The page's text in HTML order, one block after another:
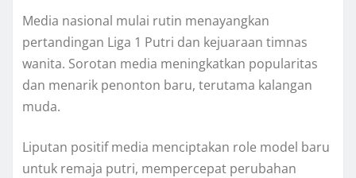
Media nasional mulai rutin menayangkan
pertandingan Liga 1 Putri dan kejuaraan timnas
wanita. Sorotan media meningkatkan popularitas
dan menarik penonton baru, terutama kalangan
muda.
Liputan positif media menciptakan role model baru
untuk remaja putri, mempercepat perubahan